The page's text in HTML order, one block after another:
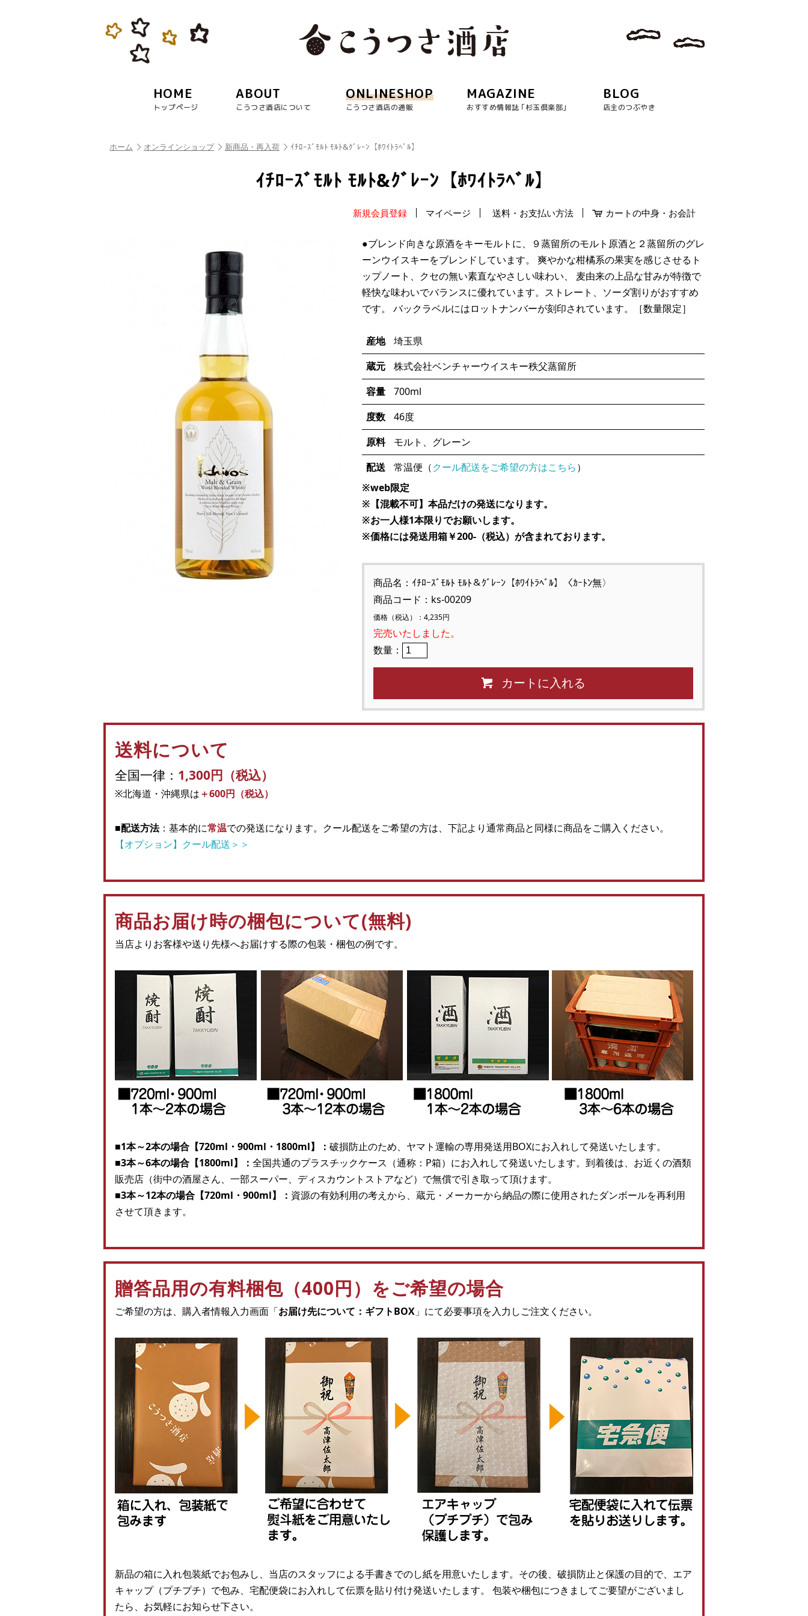
HOME
トップページ
ABOUT
こうつさ酒店について
ONLINESHOP
こうつさ酒店の通販
MAGAZINE
おすすめ情報誌 ｢杉玉倶楽部｣
BLOG
店主のつぶやき
ホーム オンラインショップ 新商品・再入荷 ｲﾁﾛｰｽﾞﾓﾙﾄ ﾓﾙﾄ&ｸﾞﾚｰﾝ【ﾎﾜｲﾄﾗﾍﾞﾙ】
ｲﾁﾛｰｽﾞﾓﾙﾄ ﾓﾙﾄ&ｸﾞﾚｰﾝ【ﾎﾜｲﾄﾗﾍﾞﾙ】
新規会員登録 マイページ 送料・お支払い方法 カートの中身・お会計
●ブレンド向きな原酒をキーモルトに、９蒸留所のモルト原酒と２蒸留所のグレ
ーンウイスキーをブレンドしています。 爽やかな柑橘系の果実を感じさせるト
ップノート、クセの無い素直なやさしい味わい、 麦由来の上品な甘みが特徴で
軽快な味わいでバランスに優れています。ストレート、ソーダ割りがおすすめ
です。 バックラベルにはロットナンバーが刻印されています。［数量限定］
産地
埼玉県
蔵元
株式会社ベンチャーウイスキー秩父蒸留所
容量
700ml
度数
46度
原料
モルト、グレーン
配送
常温便（クール配送をご希望の方はこちら）
※web限定
※【混載不可】本品だけの発送になります。
※お一人様1本限りでお願いします。
※価格には発送用箱￥200-（税込）が含まれております。
商品名：ｲﾁﾛｰｽﾞﾓﾙﾄ ﾓﾙﾄ＆ｸﾞﾚｰﾝ【ﾎﾜｲﾄﾗﾍﾞﾙ】〈ｶｰﾄﾝ無〉
商品コード：ks-00209
価格（税込）：4,235円
完売いたしました。
数量：
カートに入れる
送料について
全国一律： 1,300円（税込）
※北海道・沖縄県は ＋600円（税込）
■配送方法：基本的に常温での発送になります。クール配送をご希望の方は、下記より通常商品と同様に商品をご購入ください。
【オプション】クール配送＞＞
商品お届け時の梱包について(無料)
当店よりお客様や送り先様へお届けする際の包装・梱包の例です。
■1本～2本の場合【720ml・900ml・1800ml】： 破損防止のため、ヤマト運輸の専用発送用BOXにお入れして発送いたします。
■3本～6本の場合【1800ml】： 全国共通のプラスチックケース（通称：P箱）にお入れして発送いたします。到着後は、お近くの酒類
販売店（街中の酒屋さん、一部スーパー、ディスカウントストアなど）で無償で引き取って頂けます。
■3本～12本の場合【720ml・900ml】： 資源の有効利用の考えから、蔵元・メーカーから納品の際に使用されたダンボールを再利用
させて頂きます。
贈答品用の有料梱包（400円）をご希望の場合
ご希望の方は、購入者情報入力画面「お届け先について：ギフトBOX 」にて必要事項を入力しご注文ください。
新品の箱に入れ包装紙でお包みし、当店のスタッフによる手書きでのし紙を用意いたします。その後、破損防止と保護の目的で、エア
キャップ（プチプチ）で包み、宅配便袋にお入れして伝票を貼り付け発送いたします。 包装や梱包につきましてご要望がございまし
たら、お気軽にお知らせ下さい。